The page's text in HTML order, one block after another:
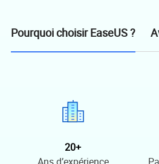
Pourquoi choisir EaseUS ?
20+